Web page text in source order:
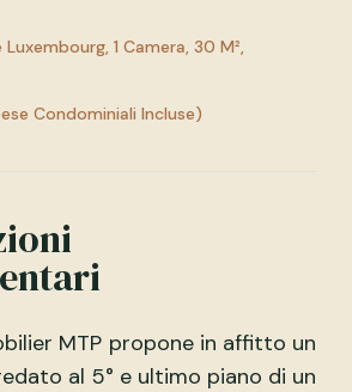
1 Camera, 30 M²,
Condominiali Incluse)
MTP propone in affitto un
al 5° e ultimo piano di un